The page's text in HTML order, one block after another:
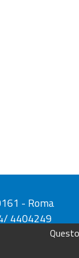
- Roma
4404249